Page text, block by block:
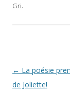
Gri.
Post
← La poésie
de Joliette!